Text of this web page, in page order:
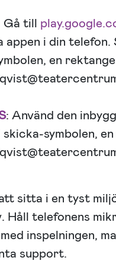
Gå till
appen i din
en
: Använd den
symbolen,
sitta i en tyst
Håll telefonens
inspelningen,
support.